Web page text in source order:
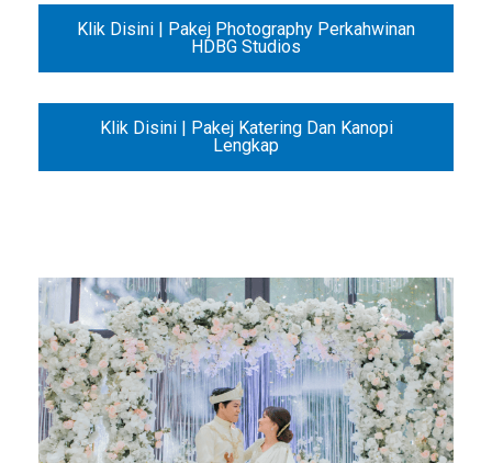
Klik Disini | Pakej Photography Perkahwinan
HDBG Studios
Klik Disini | Pakej Katering Dan Kanopi
Lengkap